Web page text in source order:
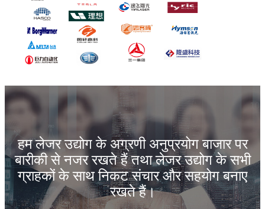
हम लेजर उद्योग के अग्रणी अनुप्रयोग बाजार पर
बारीकी से नजर रखते हैं तथा लेजर उद्योग के सभी
ग्राहकों के साथ निकट संचार और सहयोग बनाए
रखते हैं।